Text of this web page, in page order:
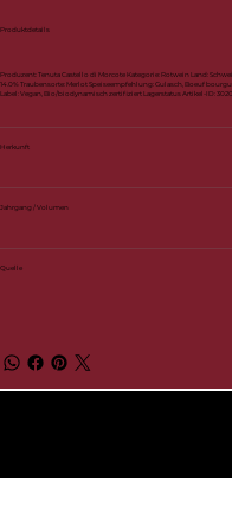
Produktdetails
Produzent: Tenuta Castello di Morcote Kategorie: Rotwein Land:
14.0% Traubensorte: Merlot Speiseempfehlung: Gulasch, Boeuf
Label: Vegan, Bio/biodynamisch zertifiziert Lagerstatus Artikel-ID:
Herkunft
Jahrgang / Volumen
Quelle